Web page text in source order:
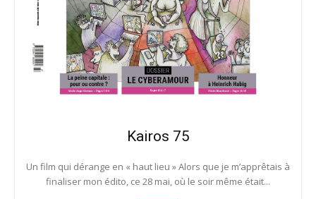
Kairos 75
Un film qui dérange en « haut lieu » Alors que je m’apprêtais à
finaliser mon édito, ce 28 mai, où le soir même était...